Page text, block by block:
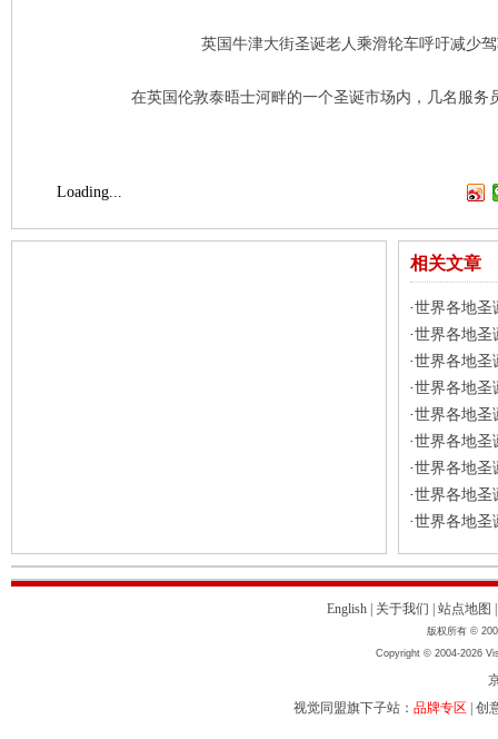
英国牛津大街圣诞老人乘滑轮车呼吁减少
在英国伦敦泰晤士河畔的一个圣诞市场内，几名服务
Loading...
相关文章
·世界各地
·世界各地
·世界各地
·世界各地
·世界各地
·世界各地
·世界各地圣
·世界各地
·世界各地
English 关于我们 站点地图
版权所有 ©
Copyright © 2004-2026
视觉同盟旗下子站： 品牌专区 创